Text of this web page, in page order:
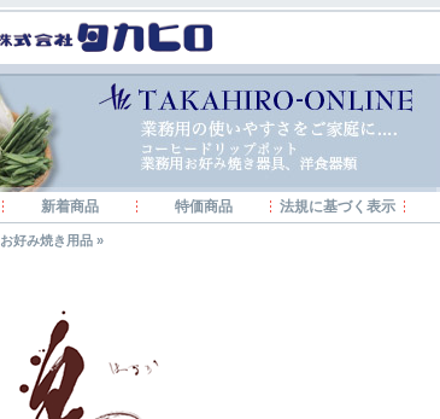
新着商品 特価商品 法規に基づく表示
お好み焼き用品 »